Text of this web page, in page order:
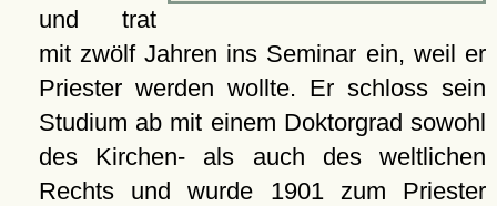
und trat
mit zwölf Jahren ins Seminar ein, weil er
Priester werden wollte. Er schloss sein
Studium ab mit einem Doktorgrad sowohl
des Kirchen- als auch des weltlichen
Rechts und wurde 1901 zum Priester